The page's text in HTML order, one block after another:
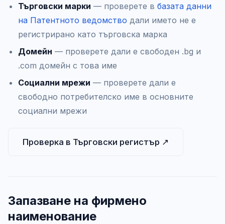
Търговски марки — проверете в базата данни
на Патентното ведомство дали името не е
регистрирано като търговска марка
Домейн — проверете дали е свободен .bg и
.com домейн с това име
Социални мрежи — проверете дали е
свободно потребителско име в основните
социални мрежи
Проверка в Търговски регистър ↗
Запазване на фирмено
наименование